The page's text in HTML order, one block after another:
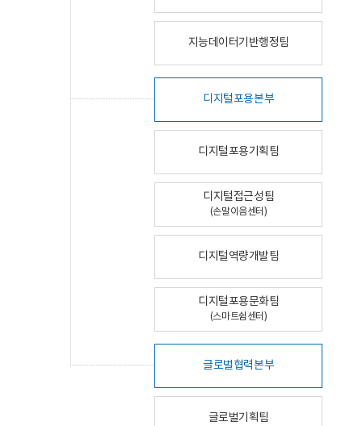
지능데이터기반행정팀
디지털포용본부
디지털포용기획팀
디지털접근성팀
(손말이음센터)
디지털역량개발팀
디지털포용문화팀
(스마트쉼센터)
글로벌협력본부
글로벌기획팀